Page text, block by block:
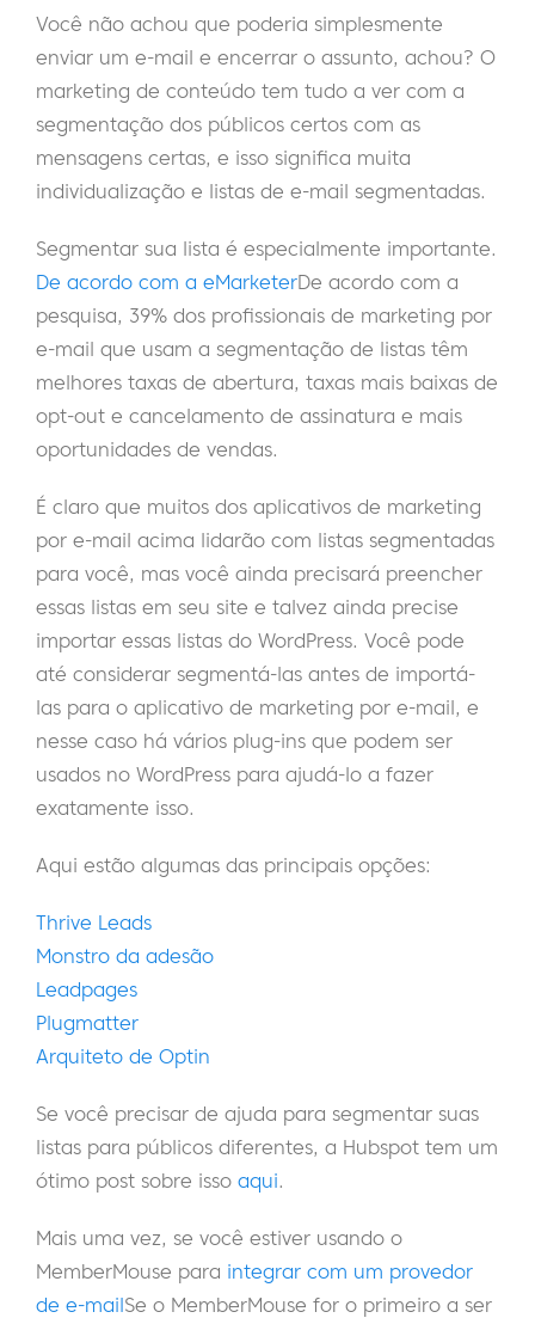
Você não achou que poderia simplesmente
enviar um e-mail e encerrar o assunto, achou? O
marketing de conteúdo tem tudo a ver com a
segmentação dos públicos certos com as
mensagens certas, e isso significa muita
individualização e listas de e-mail segmentadas.
Segmentar sua lista é especialmente importante.
De acordo com a eMarketerDe acordo com a
pesquisa, 39% dos profissionais de marketing por
e-mail que usam a segmentação de listas têm
melhores taxas de abertura, taxas mais baixas de
opt-out e cancelamento de assinatura e mais
oportunidades de vendas.
É claro que muitos dos aplicativos de marketing
por e-mail acima lidarão com listas segmentadas
para você, mas você ainda precisará preencher
essas listas em seu site e talvez ainda precise
importar essas listas do WordPress. Você pode
até considerar segmentá-las antes de importá-
las para o aplicativo de marketing por e-mail, e
nesse caso há vários plug-ins que podem ser
usados no WordPress para ajudá-lo a fazer
exatamente isso.
Aqui estão algumas das principais opções:
Thrive Leads
Monstro da adesão
Leadpages
Plugmatter
Arquiteto de Optin
Se você precisar de ajuda para segmentar suas
listas para públicos diferentes, a Hubspot tem um
ótimo post sobre isso aqui.
Mais uma vez, se você estiver usando o
MemberMouse para integrar com um provedor
de e-mailSe o MemberMouse for o primeiro a ser